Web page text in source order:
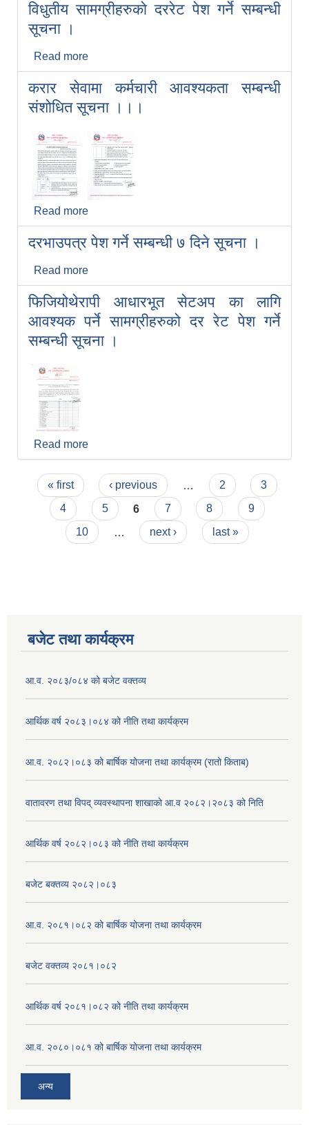
विधुतीय सामग्रीहरुको दररेट पेश गर्ने सम्बन्धी
सूचना ।
Read more
सूचना ।
करार सेवामा कर्मचारी आवश्यकता सम्बन्धी
संशोधित सूचना ।।।
Read more
संशोधित सूचना ।।।
दरभाउपत्र पेश गर्ने सम्बन्धी ७ दिने सूचना ।
Read more
फिजियोथेरापी आधारभूत सेटअप का लागि
आवश्यक पर्ने सामग्रीहरुको दर रेट पेश गर्ने
सम्बन्धी सूचना ।
Read more
आवश्यक पर्ने सामग्रीहरुको दर रेट पेश गर्ने सम्बन्धी
सूचना ।
Pages
« first ‹ previous 2
3
4
5 6 7 8
9
10
next › last »
बजेट तथा कार्यक्रम
आ.व. २०८३/०८४ को बजेट वक्तव्य
आर्थिक वर्ष २०८३।०८४ को नीति तथा कार्यक्रम
आ.व. २०८२।०८३ को बार्षिक योजना तथा कार्यक्रम (रातो किताब)
वातावरण तथा विपद् व्यवस्थापना शाखाको आ.व २०८२।२०८३ को निति
आर्थिक वर्ष २०८२।०८३ को नीति तथा कार्यक्रम
बजेट बक्तव्य २०८२।०८३
आ.व. २०८१।०८२ को बार्षिक योजना तथा कार्यक्रम
बजेट वक्तव्य २०८१।०८२
आर्थिक वर्ष २०८१।०८२ को नीति तथा कार्यक्रम
आ.व. २०८०।०८१ को बार्षिक योजना तथा कार्यक्रम
अन्य